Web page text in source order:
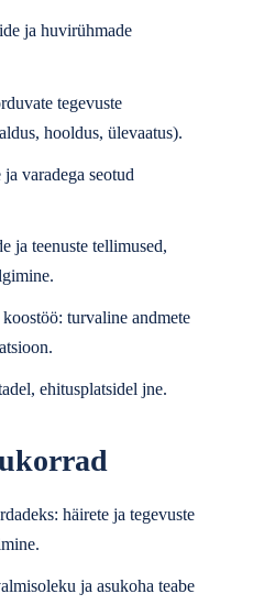
ja huvirühmade
tegevuste
hooldus, ülevaatus).
varadega seotud
ja teenuste tellimused,
turvaline andmete
ehitusplatsidel jne.
häirete ja tegevuste
ja asukoha teabe